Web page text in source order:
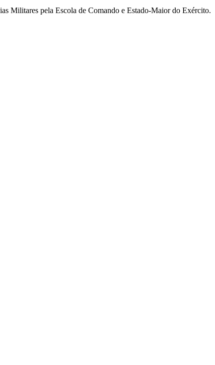
Militares pela Escola de Comando e Estado-Maior do Exército.